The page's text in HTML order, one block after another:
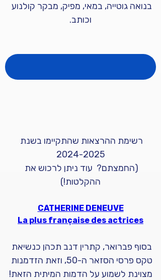
בנואה גוטייה, במאי, מפיק, מבקר קולנוע
וכותב.
רשימת ההרצאות שהתקיימו בשנת
2024-2025
(החמצתם?  עוד ניתן לרכוש את
ההקלטות!)
CATHERINE DENEUVE
La plus française des actrices
בסוף פברואר, קתרין דנב תכהן כנשיאת
טקס פרסי הסזאר ה-50, וזאת הזדמנות
מצוינת לשמוע על הדמות המיתית הזאת!